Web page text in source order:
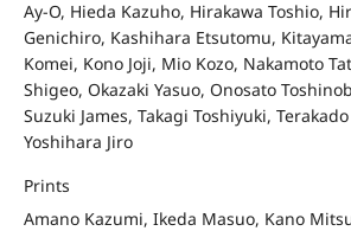
Ay-O, Hieda Kazuho, Hirakawa Toshio,
Genichiro, Kashihara Etsutomu,
Komei, Kono Joji, Mio Kozo, Nakamoto
Shigeo, Okazaki Yasuo, Onosato
Suzuki James, Takagi Toshiyuki,
Yoshihara Jiro
Prints
Amano Kazumi, Ikeda Masuo, Kano